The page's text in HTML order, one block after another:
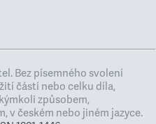
Bez písemného svolení
částí nebo celku díla,
způsobem,
v českém nebo jiném jazyce.